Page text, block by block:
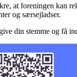
at foreningen kan
og særsejladser.
din stemme og få